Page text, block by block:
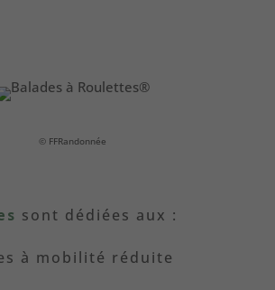
© FFRandonnée
sont dédiées aux :
à mobilité réduite